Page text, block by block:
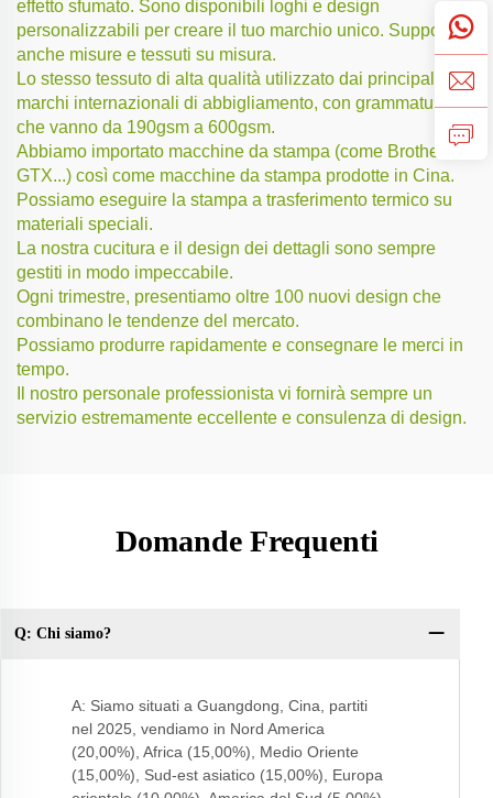
effetto sfumato. Sono disponibili loghi e design
personalizzabili per creare il tuo marchio unico. Supporta
anche misure e tessuti su misura.
Lo stesso tessuto di alta qualità utilizzato dai principali
marchi internazionali di abbigliamento, con grammature
che vanno da 190gsm a 600gsm.
Abbiamo importato macchine da stampa (come Brother
GTX...) così come macchine da stampa prodotte in Cina.
Possiamo eseguire la stampa a trasferimento termico su
materiali speciali.
La nostra cucitura e il design dei dettagli sono sempre
gestiti in modo impeccabile.
Ogni trimestre, presentiamo oltre 100 nuovi design che
combinano le tendenze del mercato.
Possiamo produrre rapidamente e consegnare le merci in
tempo.
Il nostro personale professionista vi fornirà sempre un
servizio estremamente eccellente e consulenza di design.
Domande Frequenti
Q: Chi siamo?
A: Siamo situati a Guangdong, Cina, partiti
nel 2025, vendiamo in Nord America
(20,00%), Africa (15,00%), Medio Oriente
(15,00%), Sud-est asiatico (15,00%), Europa